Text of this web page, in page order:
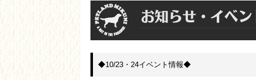
◆10/23・24イベント情報◆